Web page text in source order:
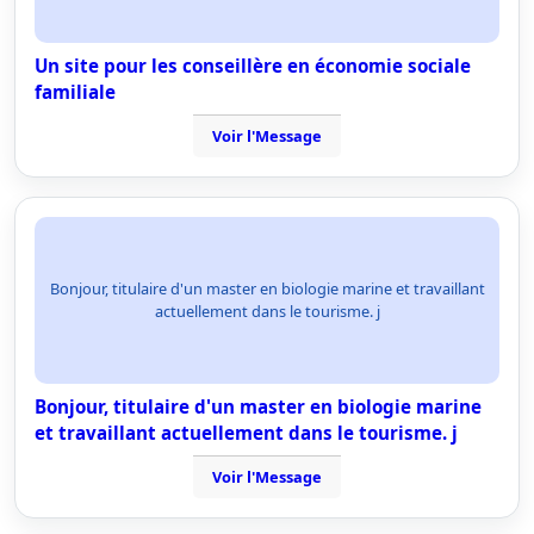
Un site pour les conseillère en économie sociale
familiale
Voir l'Message
Bonjour, titulaire d'un master en biologie marine et travaillant
actuellement dans le tourisme. j
Bonjour, titulaire d'un master en biologie marine
et travaillant actuellement dans le tourisme. j
Voir l'Message